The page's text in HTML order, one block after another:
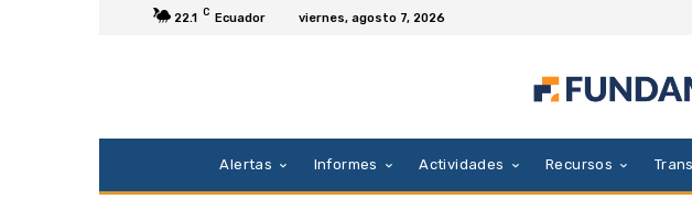
22.1 C Ecuador viernes, agosto 7, 2026
Alertas Informes Actividades Recursos